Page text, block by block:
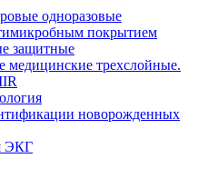
одноразовые
покрытием
защитные
медицинские трехслойные.
новорожденных
ЭКГ